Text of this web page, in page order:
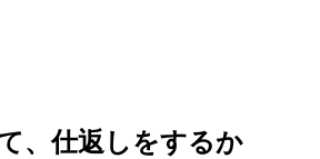
、仕返しをするか